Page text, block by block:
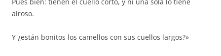
airoso.
Y ¿están bonitos los camellos con sus cuellos largos?»